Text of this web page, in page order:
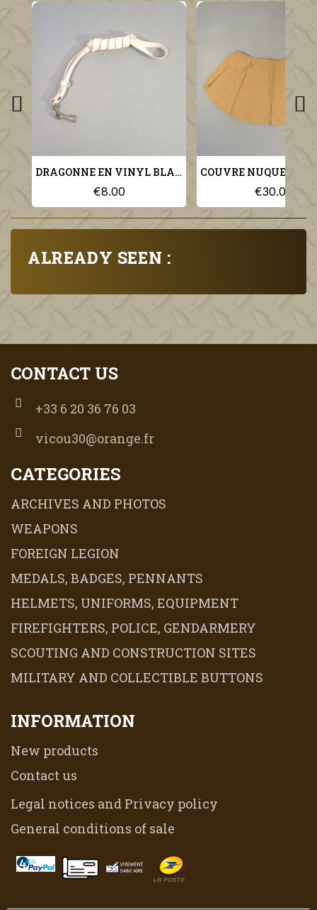
ALREADY SEEN :
DRAGONNE EN VINYL BLANC POUR PA GARDE AU DRAPEAU OU GENDARMERIE ET POLICE
€8.00 €30.00
CONTACT US
+33 6 20 36 76 03
vicou30@orange.fr
CATEGORIES
ARCHIVES AND PHOTOS
WEAPONS
FOREIGN LEGION
MEDALS, BADGES, PENNANTS
HELMETS, UNIFORMS, EQUIPMENT
FIREFIGHTERS, POLICE, GENDARMERY
SCOUTING AND CONSTRUCTION SITES
MILITARY AND COLLECTIBLE BUTTONS
INFORMATION
New products
Contact us
Legal notices and Privacy policy
General conditions of sale